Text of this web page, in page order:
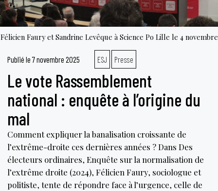
Félicien Faury et Sandrine Levêque à Science Po Lille le 4 novembre
Publié le 7 novembre 2025 ESJ Presse
Le vote Rassemblement
national : enquête à l’origine du
mal
Comment expliquer la banalisation croissante de
l’extrême-droite ces dernières années ? Dans Des
électeurs ordinaires, Enquête sur la normalisation de
l’extrême droite (2024), Félicien Faury, sociologue et
politiste, tente de répondre face à l’urgence, celle de